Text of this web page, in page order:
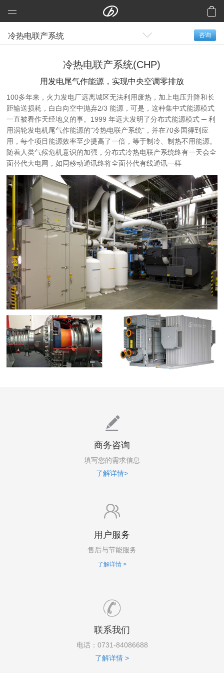
远大科技集团
预制高架公路、桥梁
铝风电
芯板材料
中央空调
洁净空气
合同能源管理
建筑节能改造
再生资源
加入远大
English
冷热电联产系统 咨询
冷热电联产系统(CHP)
用发电尾气作能源，实现中央空调零排放
100多年来，火力发电厂远离城区无法利用废热，加上电压升降和长
距输送损耗，白白向空中抛弃2/3 能源，可是，这种集中式能源模式
一直被看作天经地义的事。1999 年远大发明了分布式能源模式 ─ 利
用涡轮发电机尾气作能源的"冷热电联产系统"，并在70多国得到应
用，每个项目能源效率至少提高了一倍，等于制冷、制热不用能源。
随着人类气候危机意识的加强，分布式冷热电联产系统终有一天会全
面替代大电网，如同移动通讯终将全面替代有线通讯一样
商务咨询
填写您的需求信息
了解详情>
用户服务
售后与节能服务
了解详情 >
联系我们
电话：0731-84086688
了解详情 >